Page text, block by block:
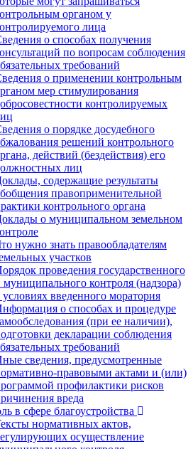
органом у
лица
о способах получения
по вопросам соблюдения
требований
о применении контрольным
мер стимулирования
контролируемых
о порядке досудебного
решений контрольного
действий (бездействия) его
лиц
содержащие результаты
правоприменительной
контрольного органа
о муниципальном земельном
нужно знать правообладателям
участков
проведения государственного
муниципального контроля (надзора)
условиях введенного моратория
о способах и процедуре
(при ее наличии),
декларации соблюдения
требований
сведения, предусмотренные
правовыми актами и (или)
профилактики рисков
вреда
в сфере благоустройства
нормативных актов,
осуществление